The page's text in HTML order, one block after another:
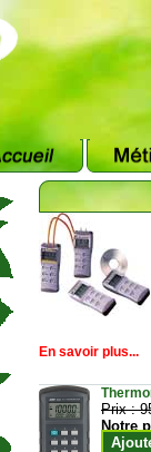
En savoir plus...
Prix :
Notre